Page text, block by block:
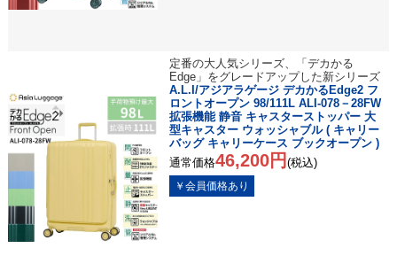
定番の大人気シリーズ、「デカかる
Edge」をグレードアップした新シリーズ
A.L.I/アジアラゲージ デカかるEdge2 フ
ロントオープン 98/111L ALI-078－28FW
拡張機能 静音 キャスターストッパー 大
型キャスター ウォッシャブル ( キャリー
バッグ キャリーケース ブックオープン )
通常価格46,200円 (税込)